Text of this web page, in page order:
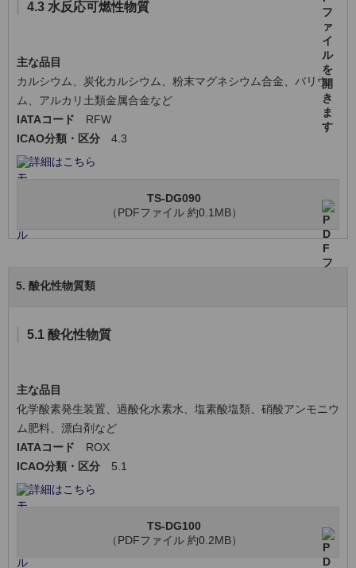
4.3 水反応可燃性物質
主な品目
カルシウム、炭化カルシウム、粉末マグネシウム合金、バリウ
ム、アルカリ土類金属合金など
IATAコード
RFW
ICAO分類・区分
4.3
詳細はこちら
TS-DG090
（PDFファイル 約0.1MB）
5. 酸化性物質類
5.1 酸化性物質
主な品目
化学酸素発生装置、過酸化水素水、塩素酸塩類、硝酸アンモニウ
ム肥料、漂白剤など
IATAコード
ROX
ICAO分類・区分
5.1
詳細はこちら
TS-DG100
（PDFファイル 約0.2MB）